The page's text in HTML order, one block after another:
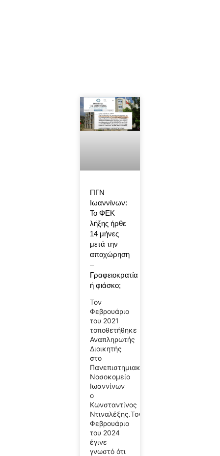
ΠΓΝ
Ιωαννίνων:
Το ΦΕΚ
λήξης ήρθε
14 μήνες
μετά την
αποχώρηση
–
Γραφειοκρατία
ή φιάσκο;
Τον
Φεβρουάριο
του 2021
τοποθετήθηκε
Αναπληρωτής
Διοικητής
στο
Πανεπιστημιακό
Νοσοκομείο
Ιωαννίνων
ο
Κωνσταντίνος
Ντιναλέξης.Τον
Φεβρουάριο
του 2024
έγινε
γνωστό ότι